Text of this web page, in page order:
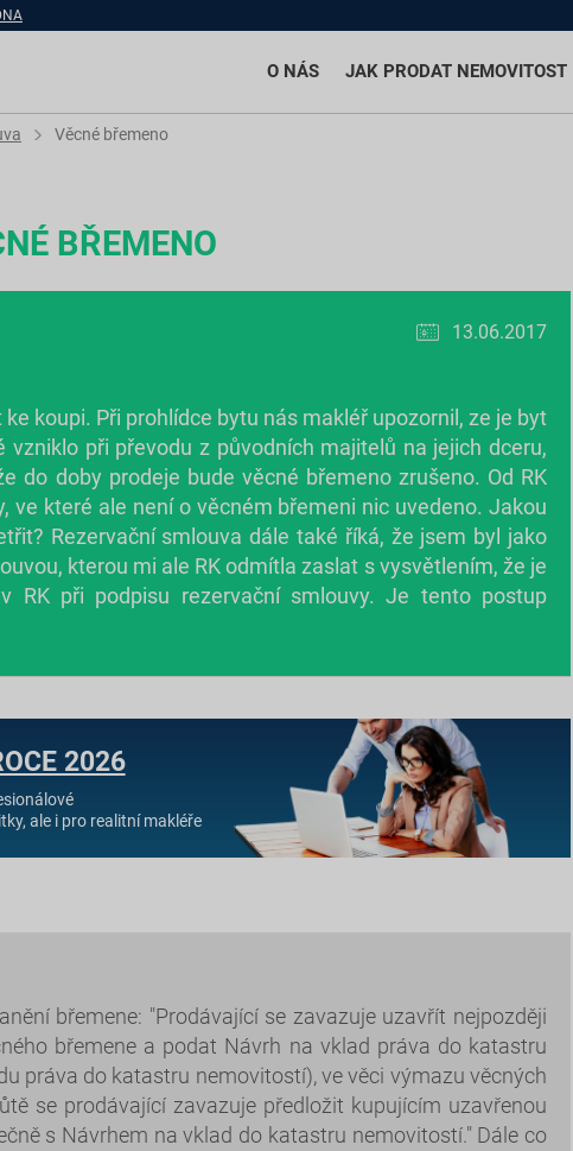
O NÁS JAK PRODAT NEMOVITOST
Věcné břemeno
BŘEMENO
13.06.2017
koupi. Při prohlídce bytu nás makléř upozornil, ze je byt
při převodu z původních majitelů na jejich dceru,
do doby prodeje bude věcné břemeno zrušeno. Od RK
ve které ale není o věcném břemeni nic uvedeno. Jakou
Rezervační smlouva dále také říká, že jsem byl jako
kterou mi ale RK odmítla zaslat s vysvětlením, že je
RK při podpisu rezervační smlouvy. Je tento postup
2026
ale i pro realitní makléře
břemene: "Prodávající se zavazuje uzavřít nejpozději
břemene a podat Návrh na vklad práva do katastru
práva do katastru nemovitostí), ve věci výmazu věcných
se prodávající zavazuje předložit kupujícím uzavřenou
s Návrhem na vklad do katastru nemovitostí." Dále co